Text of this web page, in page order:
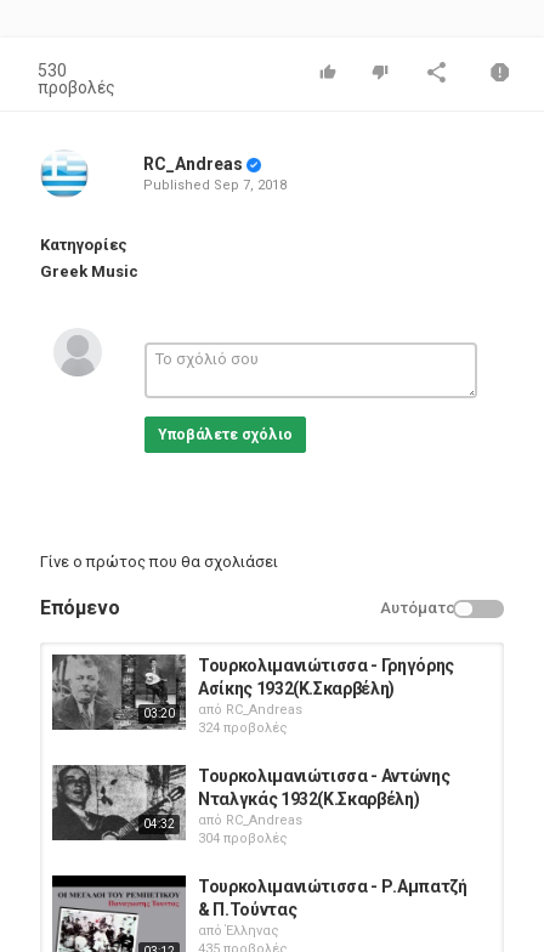
530
προβολές
RC_Andreas
Published Sep 7, 2018
Κατηγορίες
Greek Music
Υποβάλετε σχόλιο
Γίνε ο πρώτος που θα σχολιάσει
Επόμενο Αυτόματο
03:20
Τουρκολιμανιώτισσα - Γρηγόρης
Ασίκης 1932(Κ.Σκαρβέλη)
από RC_Andreas
324 προβολές
04:32
Τουρκολιμανιώτισσα - Αντώνης
Νταλγκάς 1932(Κ.Σκαρβέλη)
από RC_Andreas
304 προβολές
Τουρκολιμανιώτισσα - Ρ.Αμπατζή
& Π.Τούντας
απόΈλληνας
435 προβολές